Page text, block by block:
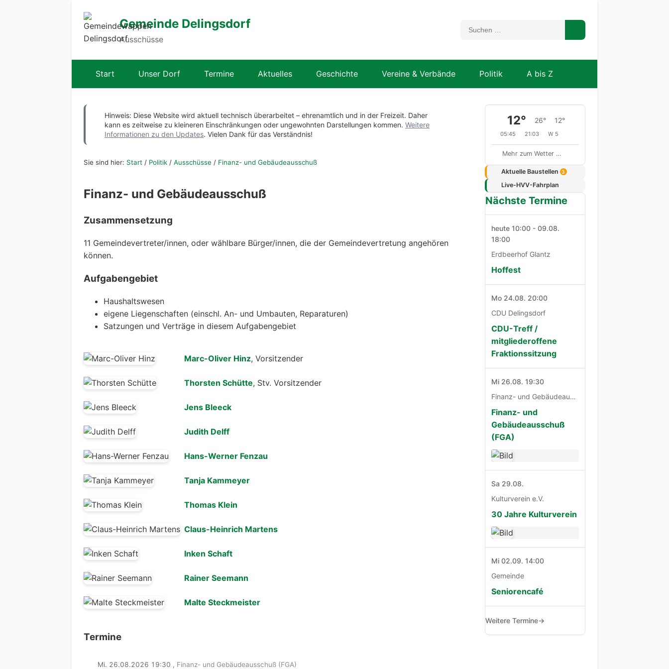
Gemeinde Delingsdorf
Ausschüsse
Start Unser Dorf Termine Aktuelles Geschichte Vereine & Verbände Politik A bis Z
Hinweis: Diese Website wird aktuell technisch überarbeitet – ehrenamtlich und in der Freizeit. Daher
kann es zeitweise zu kleineren Einschränkungen oder ungewohnten Darstellungen kommen. Weitere
Informationen zu den Updates. Vielen Dank für das Verständnis!
Sie sind hier: Start / Politik / Ausschüsse / Finanz- und Gebäudeausschuß
Finanz- und Gebäudeausschuß
Zusammensetzung
11 Gemeindevertreter/innen, oder wählbare Bürger/innen, die der Gemeindevertretung angehören
können.
Aufgabengebiet
Haushaltswesen
eigene Liegenschaften (einschl. An- und Umbauten, Reparaturen)
Satzungen und Verträge in diesem Aufgabengebiet
Marc-Oliver Hinz, Vorsitzender
Thorsten Schütte, Stv. Vorsitzender
Jens Bleeck
Judith Delff
Hans-Werner Fenzau
Tanja Kammeyer
Thomas Klein
Claus-Heinrich Martens
Inken Schaft
Rainer Seemann
Malte Steckmeister
Termine
Mi. 26.08.2026 19:30 , Finanz- und Gebäudeausschuß (FGA)
12° 26° 12°
05:45 21:03 W 5
Mehr zum Wetter …
Aktuelle Baustellen 3
Live-HVV-Fahrplan
Nächste Termine
heute 10:00 - 09.08.
18:00
Erdbeerhof Glantz
Hoffest
Mo 24.08. 20:00
CDU Delingsdorf
CDU-Treff /
mitgliederoffene
Fraktionssitzung
Mi 26.08. 19:30
Finanz- und Gebäudeausschuß
Finanz- und
Gebäudeausschuß
(FGA)
Sa 29.08.
Kulturverein e.V.
30 Jahre Kulturverein
Mi 02.09. 14:00
Gemeinde
Seniorencafé
Weitere Termine→